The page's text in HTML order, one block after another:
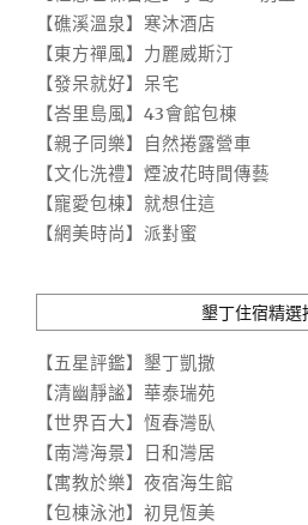
【礁溪溫泉】寒沐酒店
【東方禪風】力麗威斯汀
【發呆就好】呆宅
【峇里島風】43會館包棟
【親子同樂】自然捲露營車
【文化洗禮】煙波花時間傳藝
【寵愛包棟】就想住這
【網美時尚】派對蜜
墾丁住宿精選
【五星評鑑】墾丁凱撒
【清幽靜謐】華泰瑞苑
【世界百大】恆春灣臥
【南灣海景】日和灣居
【寓教於樂】夜宿海生館
【包棟泳池】初見恆美